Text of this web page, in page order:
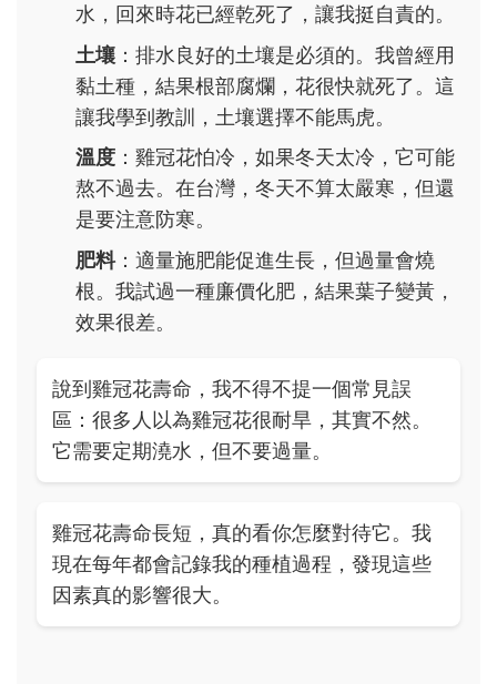
水，回來時花已經乾死了，讓我挺自責的。
土壤：排水良好的土壤是必須的。我曾經用
黏土種，結果根部腐爛，花很快就死了。這
讓我學到教訓，土壤選擇不能馬虎。
溫度：雞冠花怕冷，如果冬天太冷，它可能
熬不過去。在台灣，冬天不算太嚴寒，但還
是要注意防寒。
肥料：適量施肥能促進生長，但過量會燒
根。我試過一種廉價化肥，結果葉子變黃，
效果很差。
說到雞冠花壽命，我不得不提一個常見誤
區：很多人以為雞冠花很耐旱，其實不然。
它需要定期澆水，但不要過量。
雞冠花壽命長短，真的看你怎麼對待它。我
現在每年都會記錄我的種植過程，發現這些
因素真的影響很大。